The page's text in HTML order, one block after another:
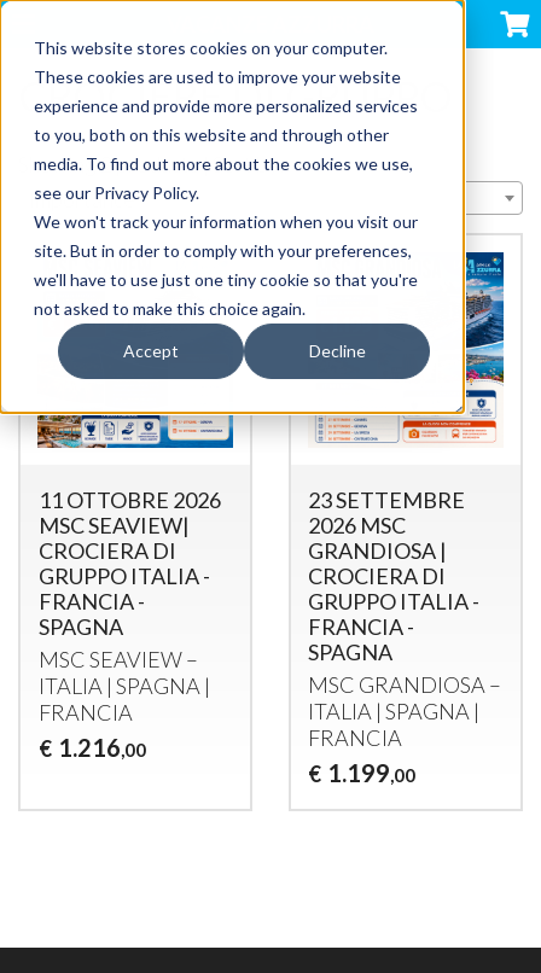
This website stores cookies on your computer.
These cookies are used to improve your website
experience and provide more personalized services
to you, both on this website and through other
media. To find out more about the cookies we use,
see our Privacy Policy.
We won't track your information when you visit our
site. But in order to comply with your preferences,
we'll have to use just one tiny cookie so that you're
not asked to make this choice again.
Accept Decline
CROCIERE DI GRUPPO
Showing 2 products | Sort by:
Importance
11 OTTOBRE 2026
MSC SEAVIEW|
CROCIERA DI
GRUPPO ITALIA -
FRANCIA -
SPAGNA
MSCSEAVIEW–
ITALIA | SPAGNA |
FRANCIA
€ 1.216,00
23 SETTEMBRE
2026 MSC
GRANDIOSA |
CROCIERA DI
GRUPPO ITALIA -
FRANCIA -
SPAGNA
MSC GRANDIOSA –
ITALIA |SPAGNA |
FRANCIA
€ 1.199,00